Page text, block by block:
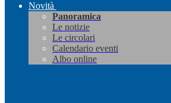
Novità
Panoramica
Le notizie
Le circolari
Calendario eventi
Albo online